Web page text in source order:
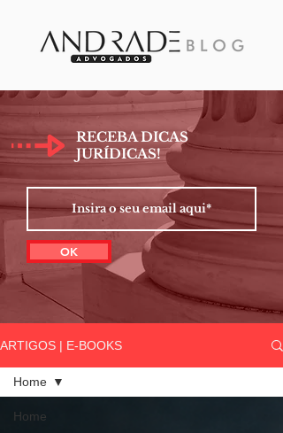
RECEBA DICAS
JURÍDICAS!
OK
ARTIGOS | E-BOOKS
Home
Home